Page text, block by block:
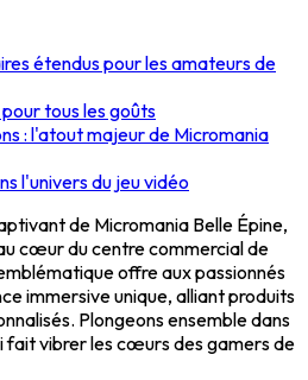
étendus pour les amateurs de
tous les goûts
: l'atout majeur de Micromania
l'univers du jeu vidéo
de Micromania Belle Épine,
cœur du centre commercial de
offre aux passionnés
immersive unique, alliant produits
Plongeons ensemble dans
fait vibrer les cœurs des gamers de